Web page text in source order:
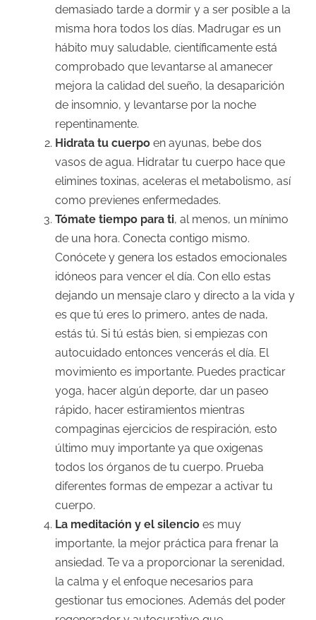
demasiado tarde a dormir y a ser posible a la
misma hora todos los días. Madrugar es un
hábito muy saludable, científicamente está
comprobado que levantarse al amanecer
mejora la calidad del sueño, la desaparición
de insomnio, y levantarse por la noche
repentinamente.
Hidrata tu cuerpo en ayunas, bebe dos
vasos de agua. Hidratar tu cuerpo hace que
elimines toxinas, aceleras el metabolismo, así
como previenes enfermedades.
Tómate tiempo para ti, al menos, un mínimo
de una hora. Conecta contigo mismo.
Conócete y genera los estados emocionales
idóneos para vencer el día. Con ello estas
dejando un mensaje claro y directo a la vida y
es que tú eres lo primero, antes de nada,
estás tú. Si tú estás bien, si empiezas con
autocuidado entonces vencerás el día. El
movimiento es importante. Puedes practicar
yoga, hacer algún deporte, dar un paseo
rápido, hacer estiramientos mientras
compaginas ejercicios de respiración, esto
último muy importante ya que oxigenas
todos los órganos de tu cuerpo. Prueba
diferentes formas de empezar a activar tu
cuerpo.
La meditación y el silencio es muy
importante, la mejor práctica para frenar la
ansiedad. Te va a proporcionar la serenidad,
la calma y el enfoque necesarios para
gestionar tus emociones. Además del poder